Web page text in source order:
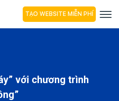
TẠO WEBSITE MIỄN PHÍ
với chương trình